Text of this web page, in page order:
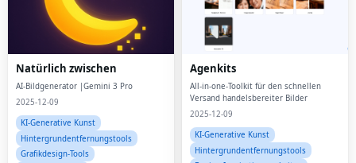
Natürlich zwischen
AI-Bildgenerator |Gemini 3 Pro
2025-12-09
KI-Generative Kunst
Hintergrundentfernungstools
Grafikdesign-Tools
Agenkits
All-in-one-Toolkit für den schnellen
Versand handelsbereiter Bilder
2025-12-09
KI-Generative Kunst
Hintergrundentfernungstools